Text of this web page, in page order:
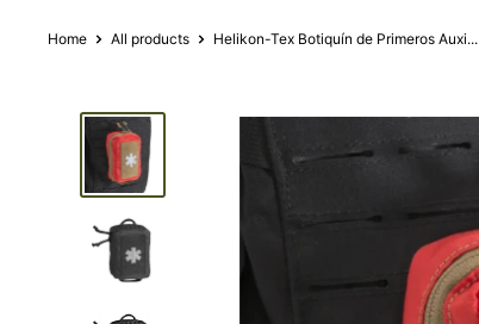
Home All products Helikon-Tex Botiquín de Primeros Auxi...